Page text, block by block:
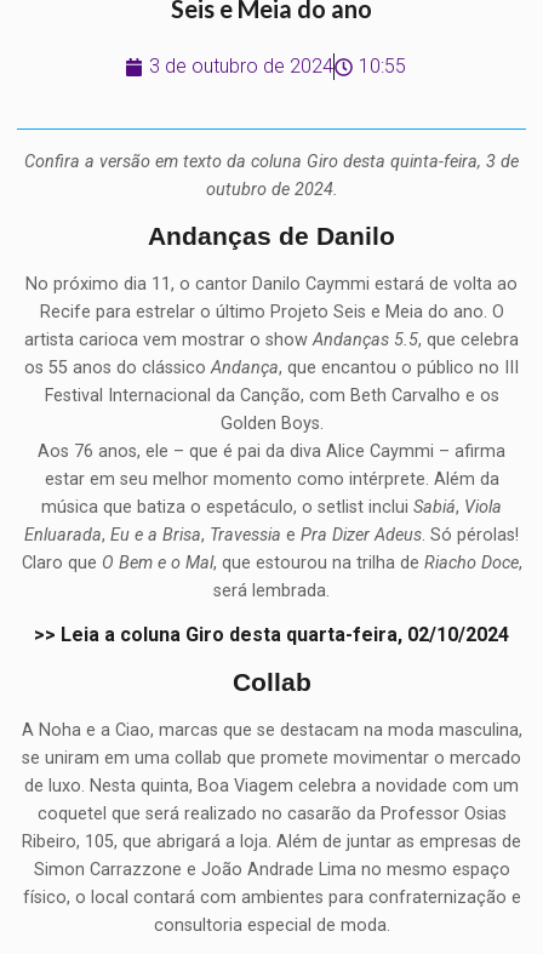
Seis e Meia do ano
3 de outubro de 2024 10:55
Confira a versão em texto da coluna Giro desta quinta-feira, 3 de
outubro de 2024.
Andanças de Danilo
No próximo dia 11, o cantor Danilo Caymmi estará de volta ao
Recife para estrelar o último Projeto Seis e Meia do ano. O
artista carioca vem mostrar o showAndanças 5.5, que celebra
os 55 anos do clássicoAndança, que encantou o público no III
Festival Internacional da Canção, com Beth Carvalho e os
Golden Boys.
Aos 76 anos, ele – que é pai da diva Alice Caymmi – afirma
estar em seu melhor momento como intérprete. Além da
música que batiza o espetáculo, o setlist inclui Sabiá, Viola
Enluarada, Eu e a Brisa, Travessia e Pra Dizer Adeus. Só pérolas!
Claro que O Bem e o Mal, que estourou na trilha de Riacho Doce,
será lembrada.
>> Leia a coluna Giro desta quarta-feira, 02/10/2024
Collab
A Noha e a Ciao, marcas que se destacam na moda masculina,
se uniram em uma collab que promete movimentar o mercado
de luxo. Nesta quinta, Boa Viagem celebra a novidade com um
coquetel que será realizado no casarão da Professor Osias
Ribeiro, 105, que abrigará a loja. Além de juntar as empresas de
Simon Carrazzone e João Andrade Lima no mesmo espaço
físico, o local contará com ambientes para confraternização e
consultoria especial de moda.